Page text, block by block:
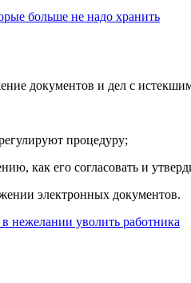
больше не надо хранить
документов и дел с
процедуру;
как его согласовать и
электронных документов.
нежелании уволить работника